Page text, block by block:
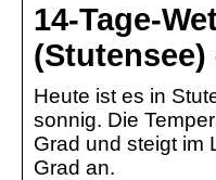
14-Tage-
(Stutensee)
Heute ist es in
sonnig. Die
Grad und steigt im
Grad an.